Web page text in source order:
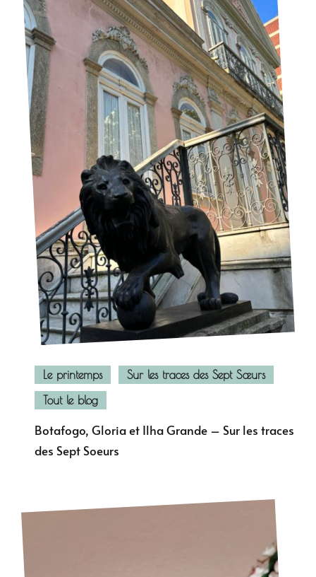
Le printemps
Sur les traces des Sept Sœurs
Tout le blog
Botafogo, Gloria et Ilha Grande – Sur les traces
des Sept Soeurs